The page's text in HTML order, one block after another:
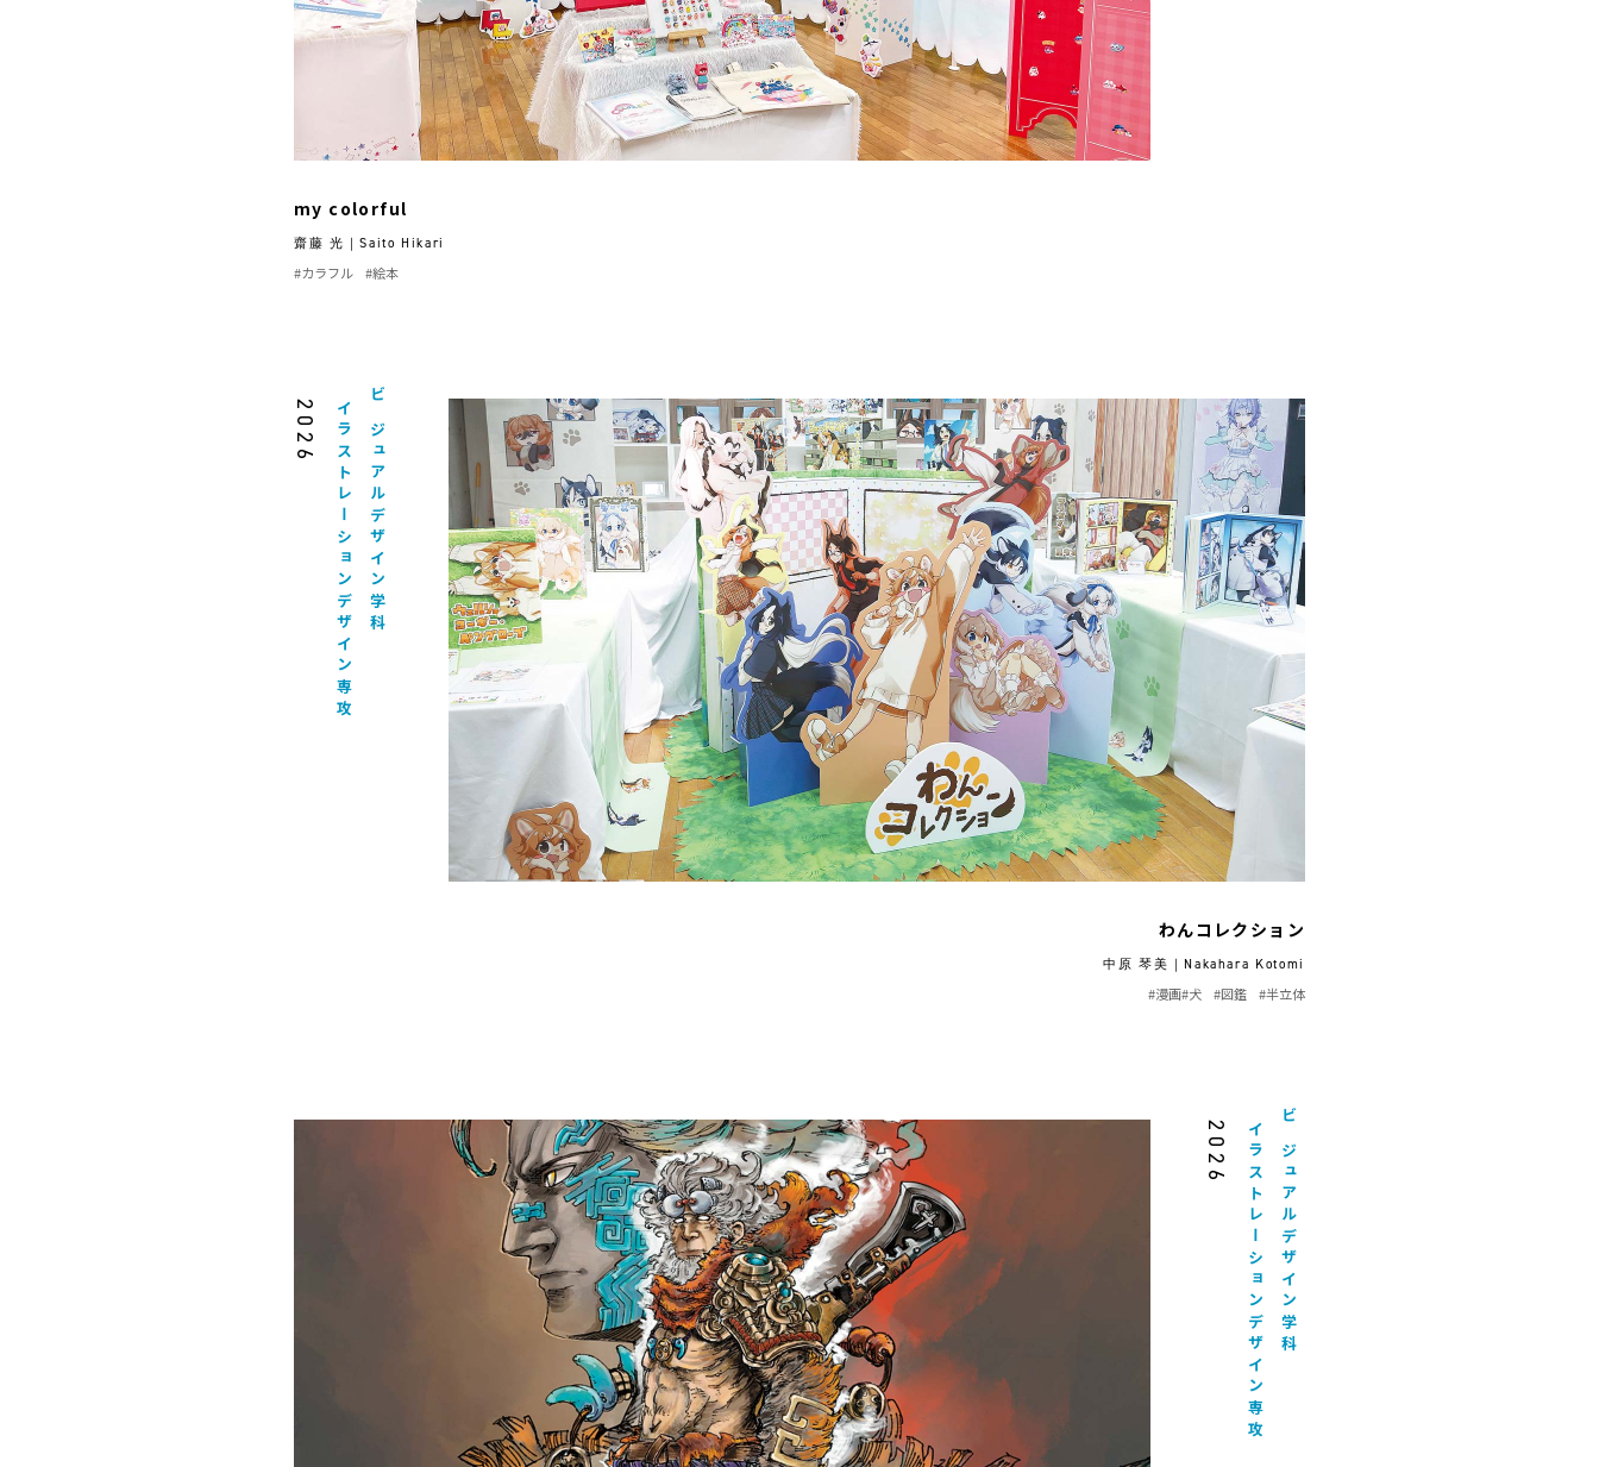
my colorful
齋藤 光｜Saito Hikari
#カラフル #絵本
ビジュアルデザイン学科
イラストレーションデザイン専攻
2026
わんコレクション
中原 琴美｜Nakahara Kotomi
#半立体
#図鑑
#犬
#漫画
ビジュアルデザイン学科
イラストレーションデザイン専攻
2026